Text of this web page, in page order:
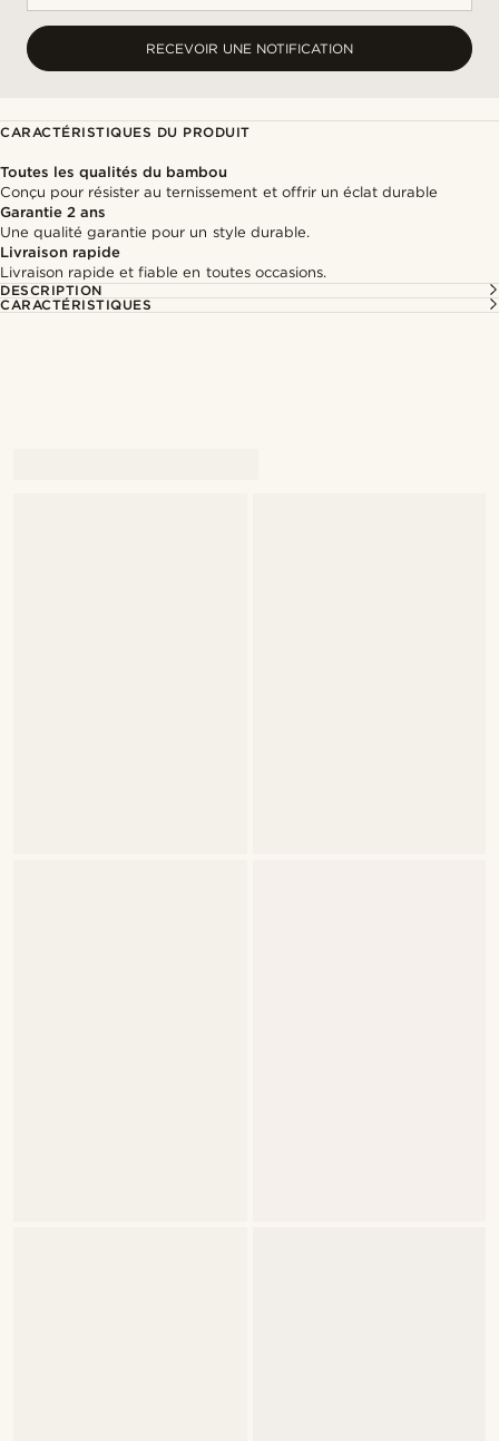
RECEVOIR UNE NOTIFICATION
CARACTÉRISTIQUES DU PRODUIT
Toutes les qualités du bambou
Conçu pour résister au ternissement et offrir un éclat durable
Garantie 2 ans
Une qualité garantie pour un style durable.
Livraison rapide
Livraison rapide et fiable en toutes occasions.
DESCRIPTION
CARACTÉRISTIQUES